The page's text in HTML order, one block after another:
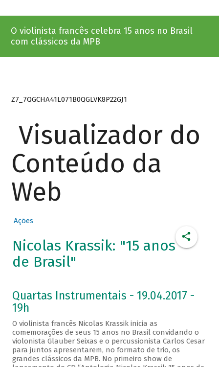
O violinista francês celebra 15 anos no Brasil
com clássicos da MPB
Z7_7QGCHA41L071B0QGLVK8P22GJ1
Visualizador do
Conteúdo da
Web
Ações
Nicolas Krassik: "15 anos
de Brasil"
Quartas Instrumentais - 19.04.2017 -
19h
O violinista francês Nicolas Krassik inicia as
comemorações de seus 15 anos no Brasil convidando o
violonista Glauber Seixas e o percussionista Carlos Cesar
para juntos apresentarem, no formato de trio, os
grandes clássicos da MPB. No primeiro show de